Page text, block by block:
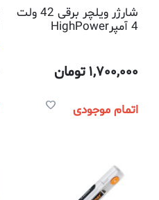
شارژر ویلچر برقی 42 ولت
4 آمپرHighPower
1,700,000تومان
اتمام موجودی